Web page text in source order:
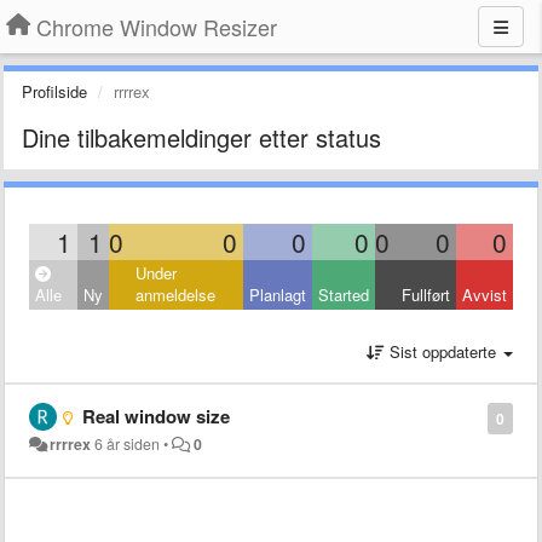
Chrome Window Resizer
Profilside rrrrex
Dine tilbakemeldinger etter status
1 1 0 0 0 0 0 0 0
Alle Ny
Under
anmeldelse
Planlagt Started Fullført Avvist
Sist oppdaterte
0
Real window size
rrrrex6 år siden • 0